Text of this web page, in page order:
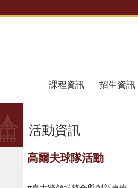
課程資訊 招生資訊
活動資訊
高爾夫球隊活動